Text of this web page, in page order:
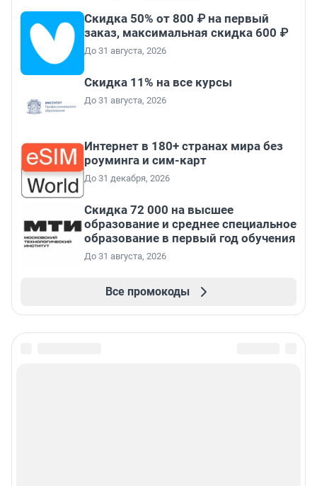
Скидка 50% от 800 ₽ на первый
заказ, максимальная скидка 600 ₽
До 31 августа, 2026
Скидка 11% на все курсы
До 31 августа, 2026
Интернет в 180+ странах мира без
роуминга и сим-карт
До 31 декабря, 2026
Скидка 72 000 на высшее
образование и среднее специальное
образование в первый год обучения
До 31 августа, 2026
Все промокоды